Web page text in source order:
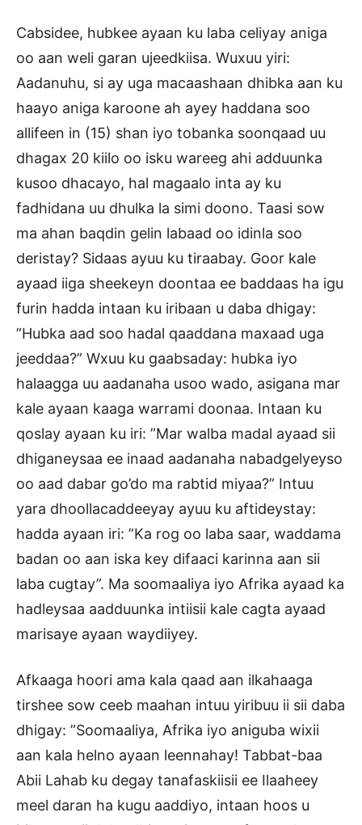
Cabsidee, hubkee ayaan ku laba celiyay aniga
oo aan weli garan ujeedkiisa. Wuxuu yiri:
Aadanuhu, si ay uga macaashaan dhibka aan ku
haayo aniga karoone ah ayey haddana soo
allifeen in (15) shan iyo tobanka soonqaad uu
dhagax 20 kiilo oo isku wareeg ahi adduunka
kusoo dhacayo, hal magaalo inta ay ku
fadhidana uu dhulka la simi doono. Taasi sow
ma ahan baqdin gelin labaad oo idinla soo
deristay? Sidaas ayuu ku tiraabay. Goor kale
ayaad iiga sheekeyn doontaa ee baddaas ha igu
furin hadda intaan ku iribaan u daba dhigay:
”Hubka aad soo hadal qaaddana maxaad uga
jeeddaa?” Wxuu ku gaabsaday: hubka iyo
halaagga uu aadanaha usoo wado, asigana mar
kale ayaan kaaga warrami doonaa. Intaan ku
qoslay ayaan ku iri: ”Mar walba madal ayaad sii
dhiganeysaa ee inaad aadanaha nabadgelyeyso
oo aad dabar go’do ma rabtid miyaa?” Intuu
yara dhoollacaddeeyay ayuu ku aftideystay:
hadda ayaan iri: ”Ka rog oo laba saar, waddama
badan oo aan iska key difaaci karinna aan sii
laba cugtay”. Ma soomaaliya iyo Afrika ayaad ka
hadleysaa aadduunka intiisii kale cagta ayaad
marisaye ayaan waydiiyey.
Afkaaga hoori ama kala qaad aan ilkahaaga
tirshee sow ceeb maahan intuu yiribuu ii sii daba
dhigay: ”Soomaaliya, Afrika iyo aniguba wixii
aan kala helno ayaan leennahay! Tabbat-baa
Abii Lahab ku degay tanafaskiisii ee Ilaaheey
meel daran ha kugu aaddiyo, intaan hoos u